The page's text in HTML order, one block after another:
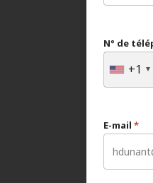
N° de
+1
E-mail *